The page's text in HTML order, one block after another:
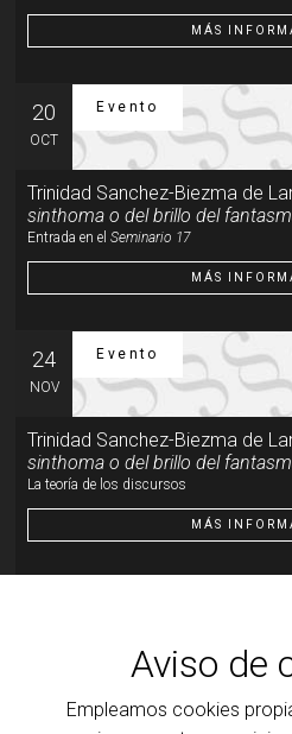
Aviso de
Empleamos cookies
MÁS
20
OCT
Evento
Trinidad Sanchez-Biezma de
sinthoma o del brillo del
Entrada en elSeminario 17
MÁS
24
NOV
Evento
Trinidad Sanchez-Biezma de
sinthoma o del brillo del
La teoría de los discursos
MÁS
sinthoma o del brillo del